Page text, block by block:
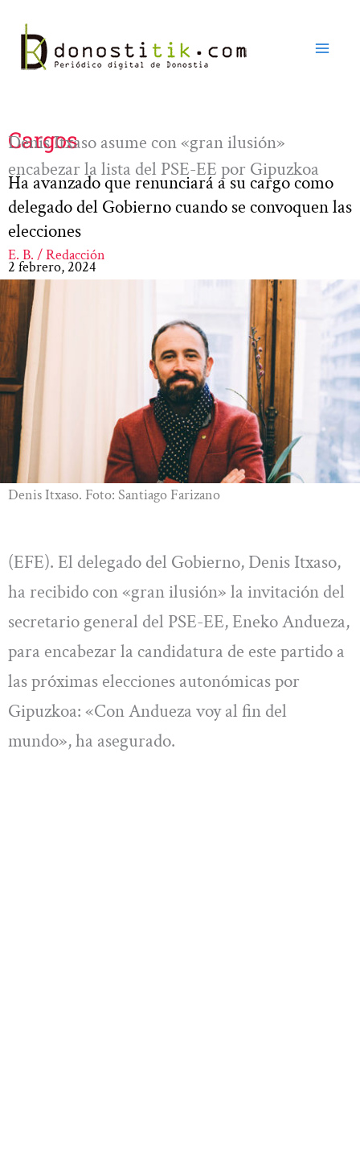
contenido
Cargos
Denis Itxaso asume con «gran ilusión»
encabezar la lista del PSE-EE por Gipuzkoa
Ha avanzado que renunciará a su cargo como
delegado del Gobierno cuando se convoquen las
elecciones
E. B. / Redacción
2 febrero, 2024
Denis Itxaso. Foto: Santiago Farizano
(EFE). El delegado del Gobierno, Denis Itxaso,
ha recibido con «gran ilusión» la invitación del
secretario general del PSE-EE, Eneko Andueza,
para encabezar la candidatura de este partido a
las próximas elecciones autonómicas por
Gipuzkoa: «Con Andueza voy al fin del
mundo», ha asegurado.